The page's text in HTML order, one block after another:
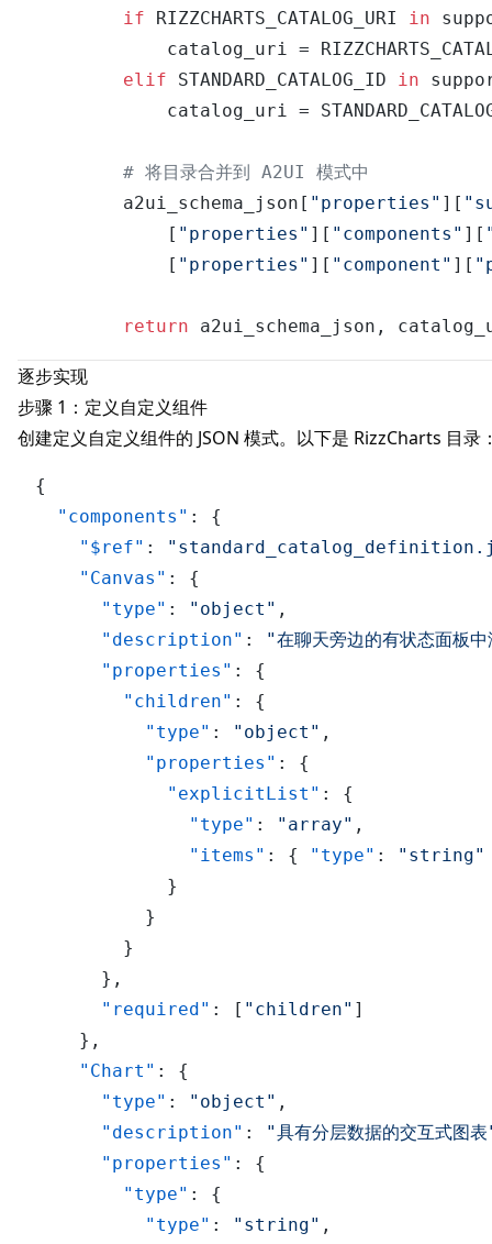
if RIZZCHARTS_CATALOG_URI in
catalog_uri =
elif STANDARD_CATALOG_ID in
catalog_uri =
# 将目录合并到 A2UI 模式中
        a2ui_schema_json[
"properties" ][
            [
"properties" ][ "components" ][
            [
"properties" ][ "component" ][
return
逐步实现
步骤 1：定义自定义组件
创建定义自定义组件的 JSON 模式。以下是 RizzCharts 目录
{
"components" :
{
"$ref" :
"Canvas" :
{
"type" : "object" ,
"description" :
"在聊天旁边的有状态面板
"properties" :
{
"children" :
{
"type" : "object" ,
"properties" :
{
"explicitList" :
{
"type" : "array" ,
"items" : { "type" :
"string"
}
}
}
} ,
"required" : [ "children" ]
} ,
"Chart" :
{
"type" : "object" ,
"description" :
"具有分层数据的交互式图
"properties" :
{
"type" :
{
"type" : "string" ,